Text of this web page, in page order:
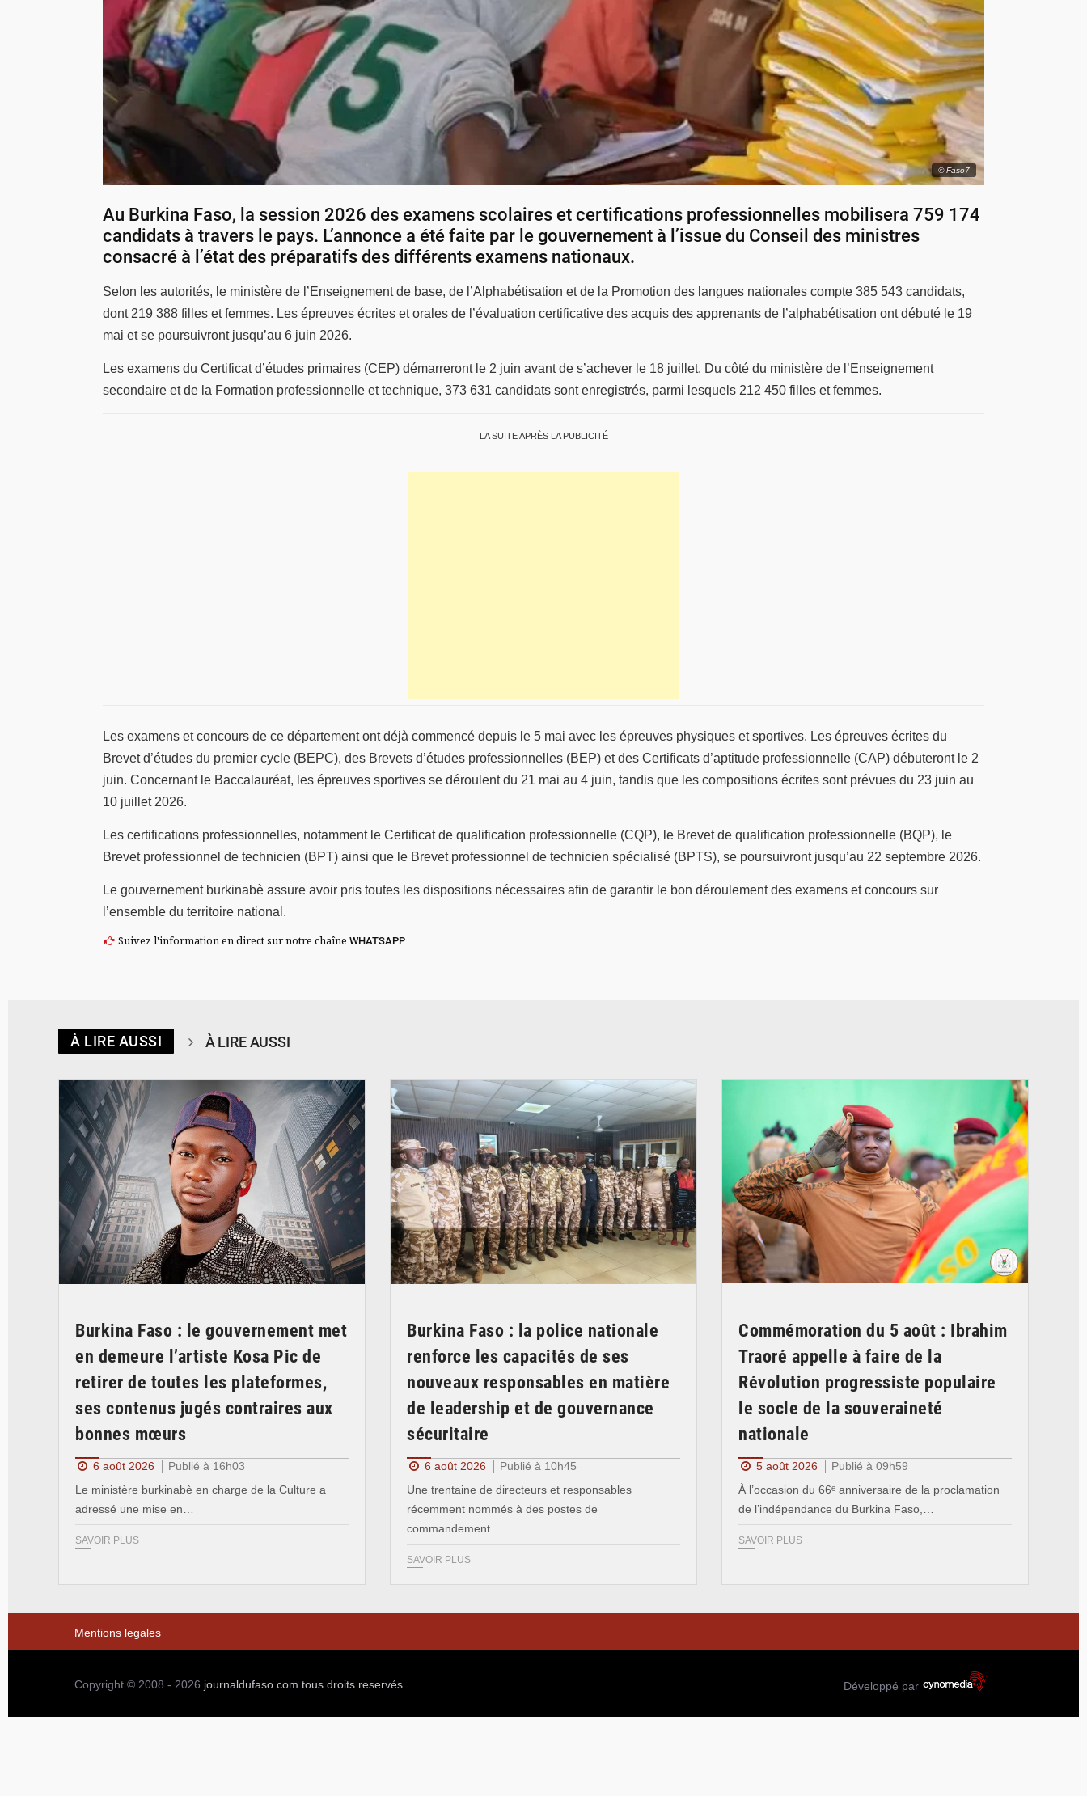
© Faso7
Au Burkina Faso, la session 2026 des examens scolaires et certifications professionnelles mobilisera 759 174
candidats à travers le pays. L’annonce a été faite par le gouvernement à l’issue du Conseil des ministres
consacré à l’état des préparatifs des différents examens nationaux.
Selon les autorités, le ministère de l’Enseignement de base, de l’Alphabétisation et de la Promotion des langues nationales compte 385 543 candidats,
dont 219 388 filles et femmes. Les épreuves écrites et orales de l’évaluation certificative des acquis des apprenants de l’alphabétisation ont débuté le 19
mai et se poursuivront jusqu’au 6 juin 2026.
Les examens du Certificat d’études primaires (CEP) démarreront le 2 juin avant de s’achever le 18 juillet. Du côté du ministère de l’Enseignement
secondaire et de la Formation professionnelle et technique, 373 631 candidats sont enregistrés, parmi lesquels 212 450 filles et femmes.
LA SUITE APRÈS LA PUBLICITÉ
Les examens et concours de ce département ont déjà commencé depuis le 5 mai avec les épreuves physiques et sportives. Les épreuves écrites du
Brevet d’études du premier cycle (BEPC), des Brevets d’études professionnelles (BEP) et des Certificats d’aptitude professionnelle (CAP) débuteront le 2
juin. Concernant le Baccalauréat, les épreuves sportives se déroulent du 21 mai au 4 juin, tandis que les compositions écrites sont prévues du 23 juin au
10 juillet 2026.
Les certifications professionnelles, notamment le Certificat de qualification professionnelle (CQP), le Brevet de qualification professionnelle (BQP), le
Brevet professionnel de technicien (BPT) ainsi que le Brevet professionnel de technicien spécialisé (BPTS), se poursuivront jusqu’au 22 septembre 2026.
Le gouvernement burkinabè assure avoir pris toutes les dispositions nécessaires afin de garantir le bon déroulement des examens et concours sur
l’ensemble du territoire national.
Suivez l'information en direct sur notre chaîneWHATSAPP
À LIRE AUSSI À LIRE AUSSI
Burkina Faso : le gouvernement met
en demeure l’artiste Kosa Pic de
retirer de toutes les plateformes,
ses contenus jugés contraires aux
bonnes mœurs
6 août 2026
Publié à 16h03
Le ministère burkinabè en charge de la Culture a
adressé une mise en…
SAVOIR PLUS
Burkina Faso : la police nationale
renforce les capacités de ses
nouveaux responsables en matière
de leadership et de gouvernance
sécuritaire
6 août 2026
Publié à 10h45
Une trentaine de directeurs et responsables
récemment nommés à des postes de
commandement…
SAVOIR PLUS
Commémoration du 5 août : Ibrahim
Traoré appelle à faire de la
Révolution progressiste populaire
le socle de la souveraineté
nationale
5 août 2026
Publié à 09h59
À l’occasion du 66ᵉ anniversaire de la proclamation
de l’indépendance du Burkina Faso,…
SAVOIR PLUS
Mentions legales
Copyright © 2008 - 2026 journaldufaso.com tous droits reservés Développé par